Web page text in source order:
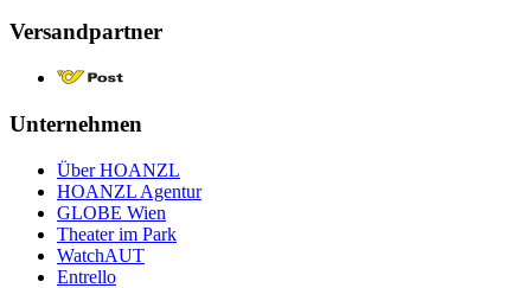
Versandpartner
Unternehmen
Über HOANZL
HOANZL Agentur
GLOBE Wien
Theater im Park
WatchAUT
Entrello